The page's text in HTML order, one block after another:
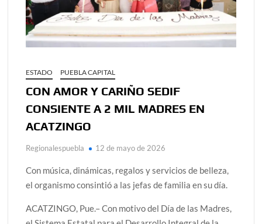
ESTADO PUEBLA CAPITAL
CON AMOR Y CARIÑO SEDIF
CONSIENTE A 2 MIL MADRES EN
ACATZINGO
Regionalespuebla 12 de mayo de 2026
Con música, dinámicas, regalos y servicios de belleza,
el organismo consintió a las jefas de familia en su día.
ACATZINGO, Pue.– Con motivo del Día de las Madres,